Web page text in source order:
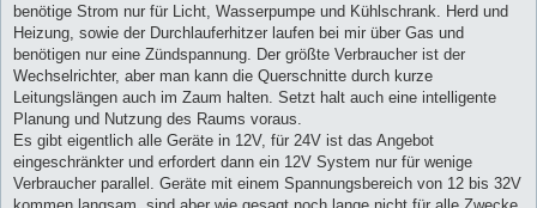
benötige Strom nur für Licht, Wasserpumpe und Kühlschrank. Herd und
Heizung, sowie der Durchlauferhitzer laufen bei mir über Gas und
benötigen nur eine Zündspannung. Der größte Verbraucher ist der
Wechselrichter, aber man kann die Querschnitte durch kurze
Leitungslängen auch im Zaum halten. Setzt halt auch eine intelligente
Planung und Nutzung des Raums voraus.
Es gibt eigentlich alle Geräte in 12V, für 24V ist das Angebot
eingeschränkter und erfordert dann ein 12V System nur für wenige
Verbraucher parallel. Geräte mit einem Spannungsbereich von 12 bis 32V